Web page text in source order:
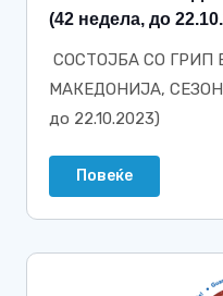
(42 недела, до
СОСТОЈБА СО ГРИП
МАКЕДОНИЈА,
до 22.10.2023)
Повеќе